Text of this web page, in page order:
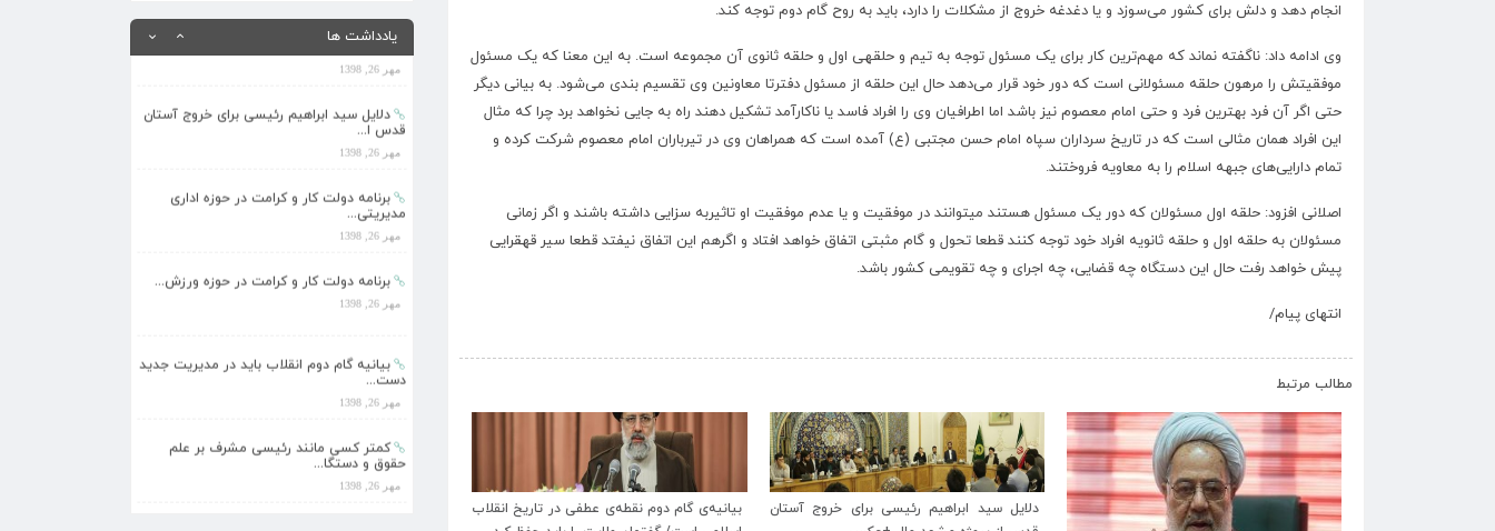
انجام دهد و دلش برای کشور می‌سوزد و یا دغدغه خروج از مشکلات را دارد، باید به روح گام دوم توجه کند.
وی ادامه داد: ناگفته نماند که مهم‌ترین کار برای یک مسئول توجه به تیم و حلقهی اول و حلقه ثانوی آن مجموعه است. به این معنا که یک مسئول
موفقیتش را مرهون حلقه‌ مسئولانی است که دور خود قرار می‌دهد حال این حلقه از مسئول دفترتا معاونین وی تقسیم بندی می‌شود. به بیانی دیگر
حتی اگر آن فرد بهترین فرد و حتی امام معصوم نیز باشد اما اطرافیان وی را افراد فاسد یا ناکارآمد تشکیل دهند راه به جایی نخواهد برد چرا که مثال
این افراد همان مثالی است که در تاریخ سرداران سپاه امام حسن مجتبی (ع) آمده است که همراهان وی در تیرباران امام معصوم شرکت کرده و
تمام دارایی‌های جبهه اسلام را به معاویه فروختند.
اصلانی افزود: حلقه اول مسئولان که دور یک مسئول هستند می‎توانند در موفقیت و یا عدم موفقیت او تاثیربه سزایی داشته باشند و اگر زمانی
مسئولان به حلقه اول و حلقه ثانویه افراد خود توجه کنند قطعا تحول و گام مثبتی اتفاق خواهد افتاد و اگرهم این اتفاق نیفتد قطعا سیر قهقرایی
پیش خواهد رفت حال این دستگاه چه قضایی، چه اجرای و چه تقویمی کشور باشد.
انتهای پیام/
مطالب مرتبط
دلایل سید ابراهیم رئیسی برای خروج آستان
بیانیه‌ی گام دوم نقطه‌ی عطفی در تاریخ انقلاب
یادداشت ها
حقوق و دستگا...
مهر 26, 1398
مهر 26, 1398
مهر 26, 1398
مهر 26, 1398
مهر 26, 1398
مهر 26, 1398